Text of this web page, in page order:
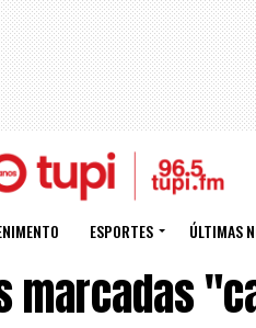
ESPORTES ÚLTIMAS
marcadas